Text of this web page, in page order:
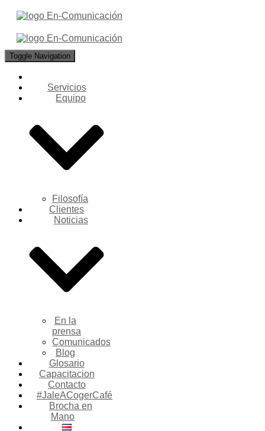
Toggle Navigation
Servicios
Equipo
Filosofía
Clientes
Noticias
En la
prensa
Comunicados
Blog
Glosario
Capacitacion
Contacto
#JaleACogerCafé
Brocha en
Mano